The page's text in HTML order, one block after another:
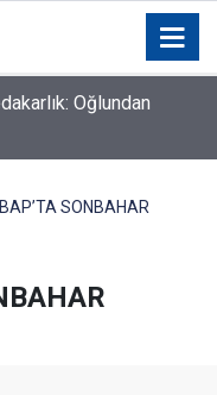
Oğlundan
SONBAHAR